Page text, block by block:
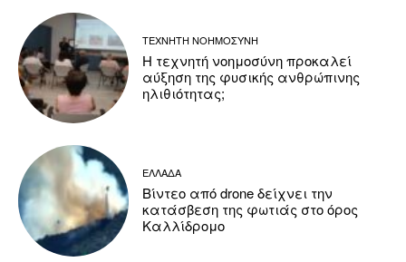
ΤΕΧΝΗΤΗ ΝΟΗΜΟΣΥΝΗ
Η τεχνητή νοημοσύνη προκαλεί
αύξηση της φυσικής ανθρώπινης
ηλιθιότητας;
ΕΛΛΑΔΑ
Βίντεο από drone δείχνει την
κατάσβεση της φωτιάς στο όρος
Καλλίδρομο